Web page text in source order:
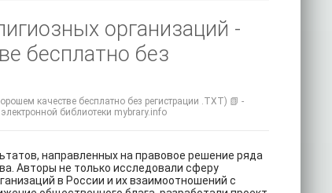
организаций -
бесплатно без
качестве бесплатно без регистрации .TXT) 📗 -
библиотеки mybrary.info
направленных на правовое решение ряда
Авторы не только исследовали сферу
в России и их взаимоотношений с